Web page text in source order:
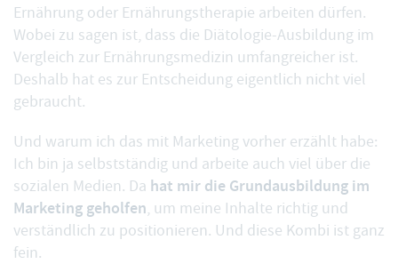
Ernährung oder Ernährungstherapie arbeiten dürfen.
Wobei zu sagen ist, dass die Diätologie-Ausbildung im
Vergleich zur Ernährungsmedizin umfangreicher ist.
Deshalb hat es zur Entscheidung eigentlich nicht viel
gebraucht.
Und warum ich das mit Marketing vorher erzählt habe:
Ich bin ja selbstständig und arbeite auch viel über die
sozialen Medien. Da hat mir die Grundausbildung im
Marketing geholfen, um meine Inhalte richtig und
verständlich zu positionieren. Und diese Kombi ist ganz
fein.